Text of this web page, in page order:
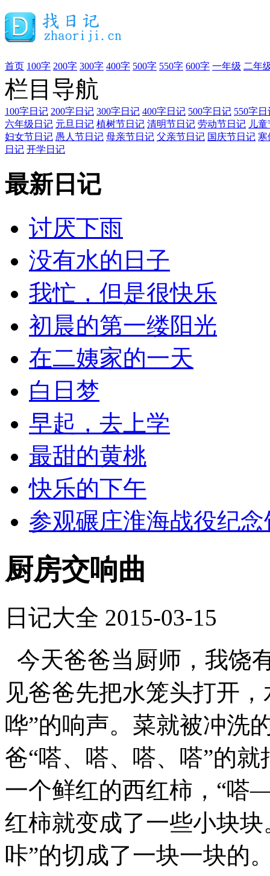
首页 100字 200字 300字 400字 500字 550字 600字 一年级 二年
栏目导航
100字日记 200字日记 300字日记 400字日记 500字日记 550字日
六年级日记 元旦日记 植树节日记 清明节日记 劳动节日记 儿
妇女节日记 愚人节日记 母亲节日记 父亲节日记 国庆节日记 寒
日记 开学日记
最新日记
讨厌下雨
没有水的日子
我忙，但是很快乐
初晨的第一缕阳光
在二姨家的一天
白日梦
早起，去上学
最甜的黄桃
快乐的下午
参观碾庄淮海战役纪念
厨房交响曲
日记大全 2015-03-15
今天爸爸当厨师，我饶
见爸爸先把水笼头打开
哗”的响声。菜就被冲洗
爸“嗒、嗒、嗒、嗒”的
一个鲜红的西红柿，“
红柿就变成了一些小块
咔”的切成了一块一块的